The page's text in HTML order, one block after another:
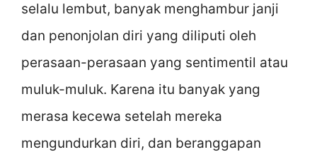
selalu lembut, banyak menghambur janji
dan penonjolan diri yang diliputi oleh
perasaan-perasaan yang sentimentil atau
muluk-muluk. Karena itu banyak yang
merasa kecewa setelah mereka
mengundurkan diri, dan beranggapan